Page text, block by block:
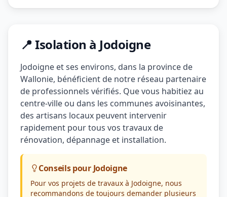
📍 Isolation à Jodoigne
Jodoigne et ses environs, dans la province de
Wallonie, bénéficient de notre réseau partenaire
de professionnels vérifiés. Que vous habitiez au
centre-ville ou dans les communes avoisinantes,
des artisans locaux peuvent intervenir
rapidement pour tous vos travaux de
rénovation, dépannage et installation.
Conseils pour Jodoigne
Pour vos projets de travaux à Jodoigne, nous
recommandons de toujours demander plusieurs